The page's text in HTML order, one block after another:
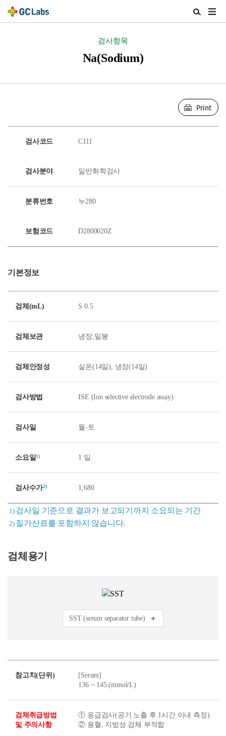
검
색
검사항목
Na(Sodium)
Print
검사코드 C111
검사분야 일반화학검사
분류번호 누280
보험코드 D2800020Z
기본정보
검체(mL) S 0.5
검체보관 냉장,밀봉
검체안정성 실온(14일), 냉장(14일)
검사방법 ISE (Ion selective electrode assay)
검사일 월-토
소요일1) 1 일
검사수가2) 1,680
1) 검사일 기준으로 결과가 보고되기까지 소요되는 기간
2) 질가산료를 포함하지 않습니다.
검체용기
SST (serum separator tube)
참고치(단위)
[Serum]
136 ~ 145 (mmol/L)
검체취급방법
및 주의사항
① 응급검사(공기 노출 후 1시간 이내 측정)
② 용혈, 지방성 검체 부적합